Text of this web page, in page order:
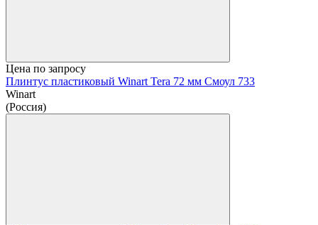
Цена по запросу
Плинтус пластиковый Winart Tera 72 мм Смоул 733
Winart
(Россия)